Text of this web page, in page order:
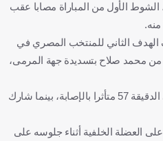
الشوط الأول من المباراة مصابا عقب
الثاني للمنتخب المصري في
قوية من محمد صلاح بتسديدة جهة المرمى،
وغادر محمد صلاح ملعب المباراة في الدقيقة 57 متأثرا بالإصابة، بينما شارك
العضلة الخلفية أثناء جلوسه على